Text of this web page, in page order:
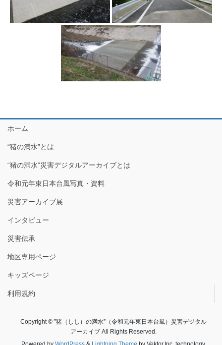
ホーム
“猪の満水”とは
“猪の満水”災害デジタルアーカイブとは
令和元年東日本台風写真・資料
災害アーカイブ展
インタビュー
災害伝承
地区専用ページ
キッズページ
利用規約
Copyright © ”猪（しし）の満水”（令和元年東日本台風）災害デジタル
アーカイブ All Rights Reserved.